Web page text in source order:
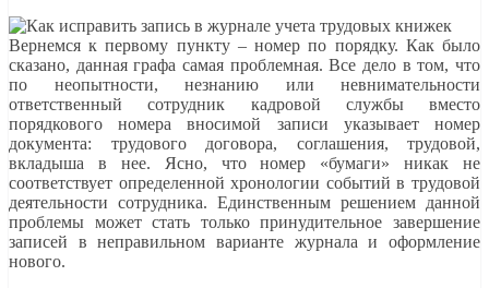
Вернемся к первому пункту – номер по порядку. Как было
сказано, данная графа самая проблемная. Все дело в том, что
по неопытности, незнанию или невнимательности
ответственный сотрудник кадровой службы вместо
порядкового номера вносимой записи указывает номер
документа: трудового договора, соглашения, трудовой,
вкладыша в нее. Ясно, что номер «бумаги» никак не
соответствует определенной хронологии событий в трудовой
деятельности сотрудника. Единственным решением данной
проблемы может стать только принудительное завершение
записей в неправильном варианте журнала и оформление
нового.